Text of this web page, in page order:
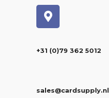
+31 (0)79 362 5012
sales@cardsupply.nl